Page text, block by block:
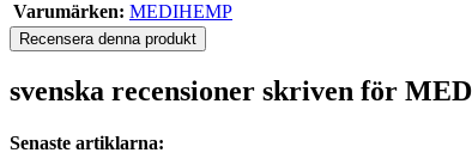
Varumärken: MEDIHEMP
Recensera denna produkt
svenska recensioner skriven för
Senaste artiklarna: